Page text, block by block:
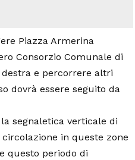
Piazza Armerina
Consorzio Comunale di
e percorrere altri
dovrà essere seguito da
segnaletica verticale di
in queste zone
questo periodo di